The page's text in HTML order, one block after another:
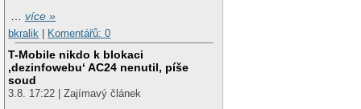
…více »
bkralik
Komentářů: 0
T-Mobile nikdo k blokaci
‚dezinfowebu‘ AC24 nenutil, píše
soud
3.8. 17:22 | Zajímavý článek